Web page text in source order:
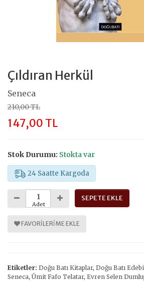
Çıldıran Herkül
Seneca
210,00 TL
147,00 TL
Stok Durumu: Stokta var
24 Saatte Kargoda
Adet
SEPETE EKLE
FAVORILERIME EKLE
Etiketler: Doğu Batı Kitaplar, Doğu Batı
Seneca, Ümit Fafo Telatar, Evren Selen